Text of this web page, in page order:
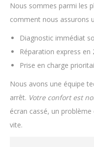
Nous sommes parmi les
comment nous assurons
Diagnostic immédiat
Réparation express en
Prise en charge
Nous avons une équipe
arrêt. Votre confort est
écran cassé, un
vite.